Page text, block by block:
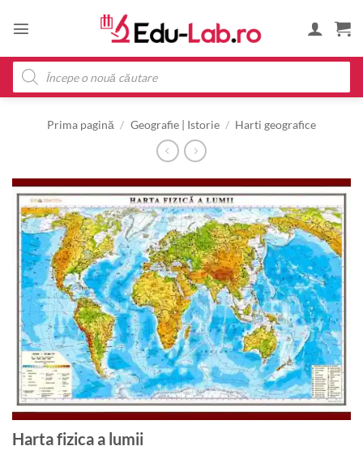
Products
search
Prima pagină / Geografie | Istorie / Harti geografice
Harta fizica a lumii